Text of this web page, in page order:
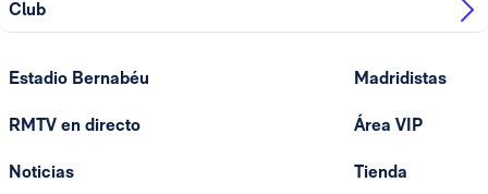
Club
Estadio Bernabéu
RMTV en directo
Noticias
Madridistas
Área VIP
Tienda